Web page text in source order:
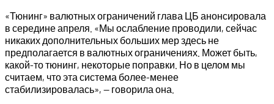
«Тюнинг» валютных ограничений глава ЦБ анонсировала
в середине апреля. «Мы ослабление проводили, сейчас
никаких дополнительных больших мер здесь не
предполагается в валютных ограничениях. Может быть,
какой-то тюнинг, некоторые поправки. Но в целом мы
считаем, что эта система более-менее
стабилизировалась», — говорила она.